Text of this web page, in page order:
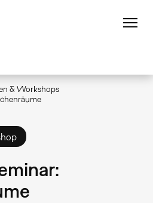
& Workshops